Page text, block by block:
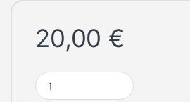
20,00 €
Housse Switch Naruto quantity